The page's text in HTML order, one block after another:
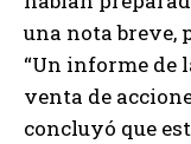
una nota breve,
“Un informe de
venta de
concluyó que